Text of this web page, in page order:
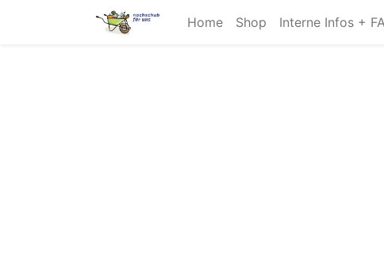
Home Shop Interne Infos +